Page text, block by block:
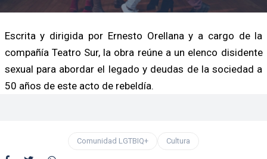
Escrita y dirigida por Ernesto Orellana y a cargo de la
compañía Teatro Sur, la obra reúne a un elenco disidente
sexual para abordar el legado y deudas de la sociedad a
50 años de este acto de rebeldía.
Comunidad LGTBIQ+ Cultura